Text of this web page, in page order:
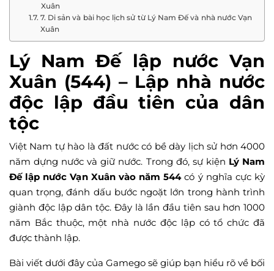
Xuân
7. Di sản và bài học lịch sử từ Lý Nam Đế và nhà nước Vạn
Xuân
Lý Nam Đế lập nước Vạn
Xuân (544) – Lập nhà nước
độc lập đầu tiên của dân
tộc
Việt Nam tự hào là đất nước có bề dày lịch sử hơn 4000
năm dựng nước và giữ nước. Trong đó, sự kiện Lý Nam
Đế lập nước Vạn Xuân vào năm 544có ý nghĩa cực kỳ
quan trọng, đánh dấu bước ngoặt lớn trong hành trình
giành độc lập dân tộc. Đây là lần đầu tiên sau hơn 1000
năm Bắc thuộc, một nhà nước độc lập có tổ chức đã
được thành lập.
Bài viết dưới đây của Gamego sẽ giúp bạn hiểu rõ về bối